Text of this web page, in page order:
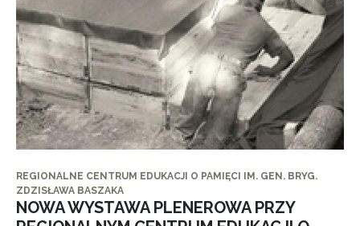
REGIONALNE CENTRUM EDUKACJI O PAMIĘCI IM. GEN. BRYG.
ZDZISŁAWA BASZAKA
NOWA WYSTAWA PLENEROWA PRZY